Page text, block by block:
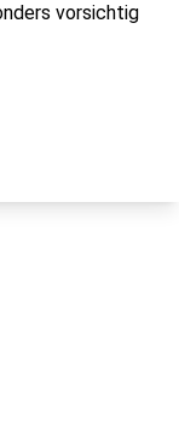
vorsichtig